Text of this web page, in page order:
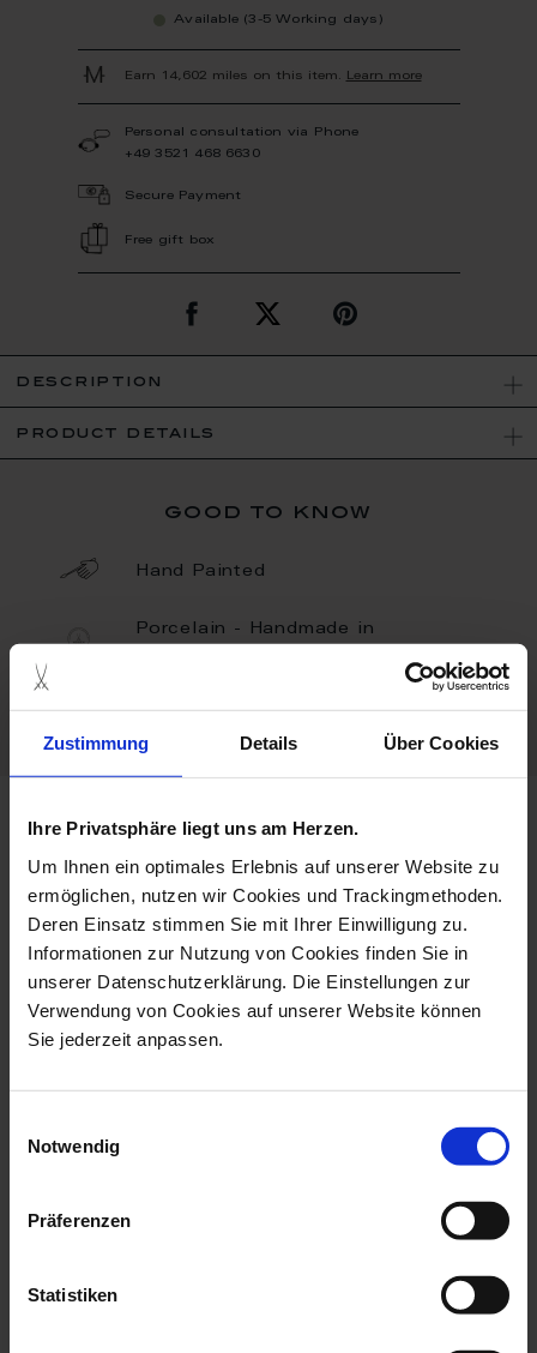
Zustimmung Details Über Cookies
Ihre Privatsphäre liegt uns am Herzen.
Um Ihnen ein optimales Erlebnis auf unserer Website zu
ermöglichen, nutzen wir Cookies und Trackingmethoden.
Deren Einsatz stimmen Sie mit Ihrer Einwilligung zu.
Informationen zur Nutzung von Cookies finden Sie in
unserer Datenschutzerklärung. Die Einstellungen zur
Verwendung von Cookies auf unserer Website können
Sie jederzeit anpassen.
Notwendig
Präferenzen
Statistiken
Available (3-5 Working days)
Earn 14,602 miles on this item. Learn more
Personal consultation via Phone
+49 3521 468 6630
Secure Payment
Free gift box
description
product details
good to know
Hand Painted
Porcelain - Handmade in
Limited Quantity
more products from the limited